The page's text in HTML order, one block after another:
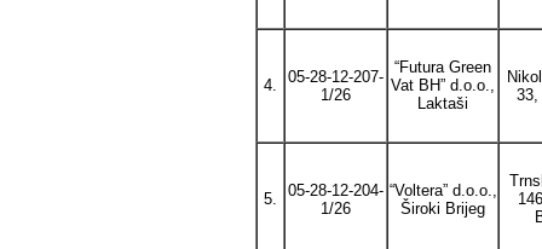
4.
05-28-12-207-
1/26
“Futura Green
Vat BH” d.o.o.,
Laktaši
33,
5.
05-28-12-204-
1/26
“Voltera” d.o.o.,
Široki Brijeg